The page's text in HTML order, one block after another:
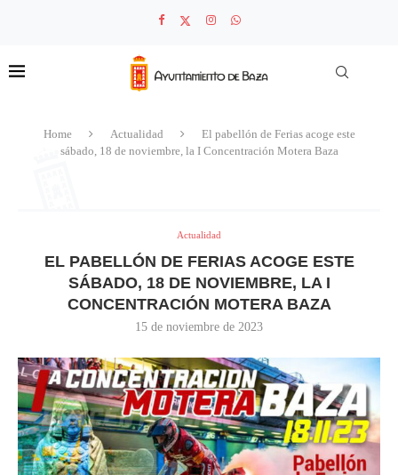
Home Actualidad
El pabellón de Ferias acoge este
sábado, 18 de noviembre, la I Concentración Motera Baza
Actualidad
EL PABELLÓN DE FERIAS ACOGE ESTE
SÁBADO, 18 DE NOVIEMBRE, LA I
CONCENTRACIÓN MOTERA BAZA
15 de noviembre de 2023